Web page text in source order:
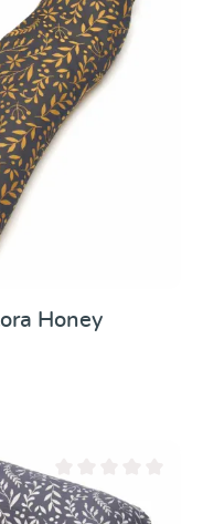
Honey
Durchschnittliche